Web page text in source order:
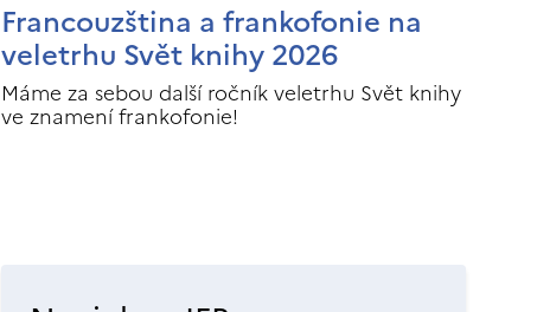
Francouzština a frankofonie na
veletrhu Svět knihy 2026
Máme za sebou další ročník veletrhu Svět knihy
ve znamení frankofonie!